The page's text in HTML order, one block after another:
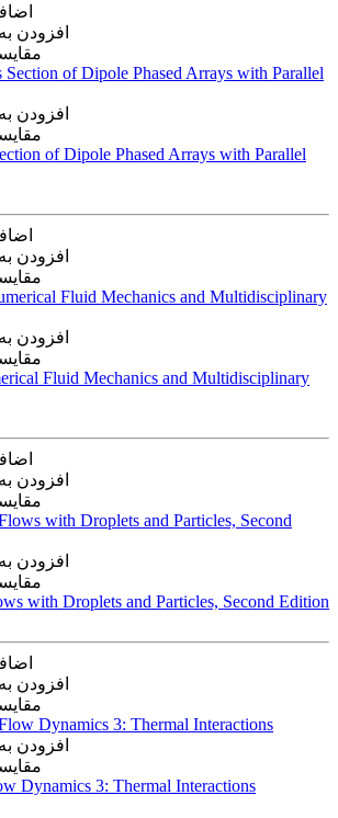
افزودن
افزودن
of Dipole Phased Arrays with Parallel
افزودن
افزودن
Fluid Mechanics and Multidisciplinary
افزودن
افزودن
with Droplets and Particles, Second Edition
افزودن
افزودن
Dynamics 3: Thermal Interactions